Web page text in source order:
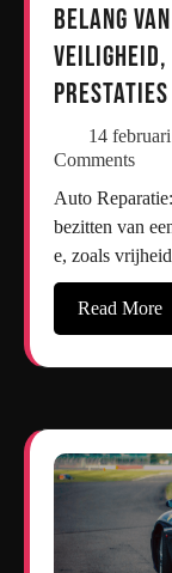
Belang
Prestaties
14
Comments
Auto Reparatie: Het Belang van Tijdig Onderhoud Het
bezitten van
e, zoals
Read More